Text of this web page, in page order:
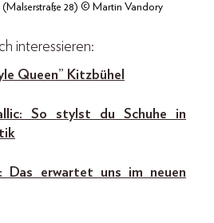
(Malserstraße 28) © Martin Vandory
interessieren:
Queen” Kitzbühel
So stylst du Schuhe in
Das erwartet uns im neuen